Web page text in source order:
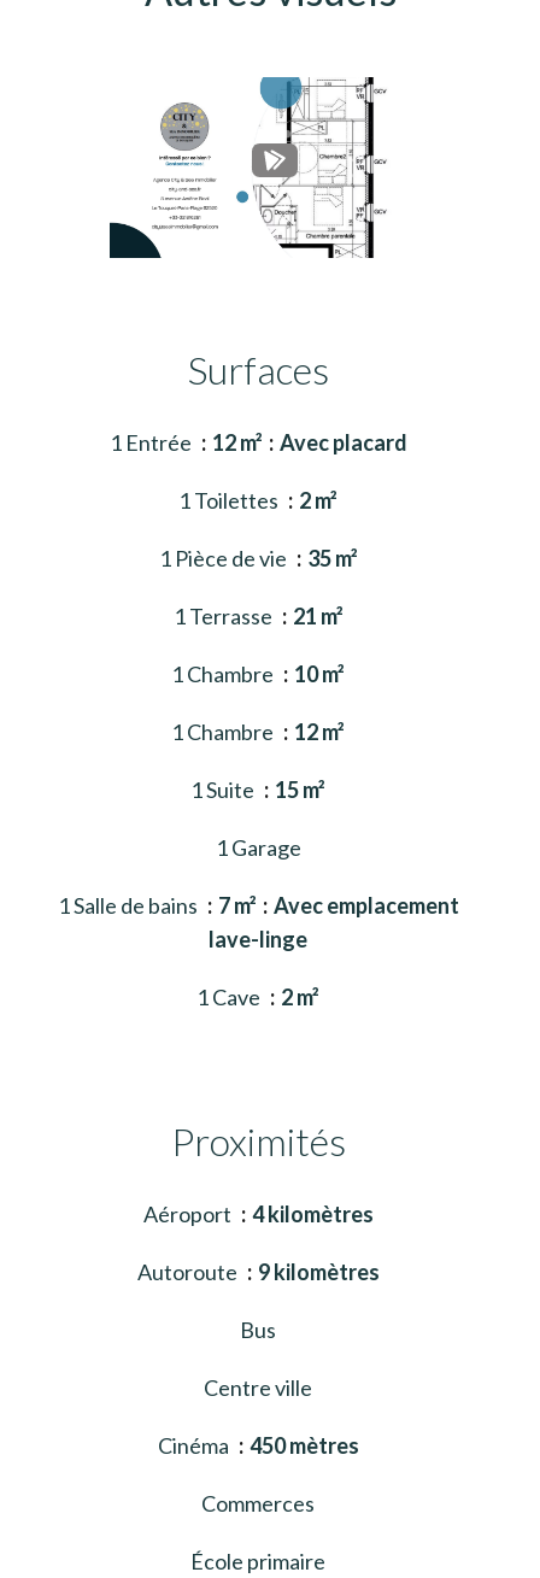
Surfaces
1 Entrée 12 m² Avec placard
1 Toilettes 2 m²
1 Pièce de vie 35 m²
1 Terrasse 21 m²
1 Chambre 10 m²
1 Chambre 12 m²
1 Suite 15 m²
1 Garage
1 Salle de bains 7 m²
Avec emplacement
lave-linge
1 Cave 2 m²
Proximités
Aéroport 4 kilomètres
Autoroute 9 kilomètres
Bus
Centre ville
Cinéma 450 mètres
Commerces
École primaire